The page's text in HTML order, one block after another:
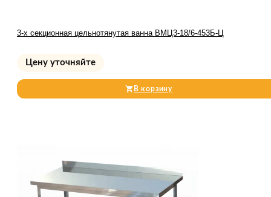
3-х секционная цельнотянутая ванна ВМЦ3-18/6-453Б-Ц
Цену уточняйте
В корзину